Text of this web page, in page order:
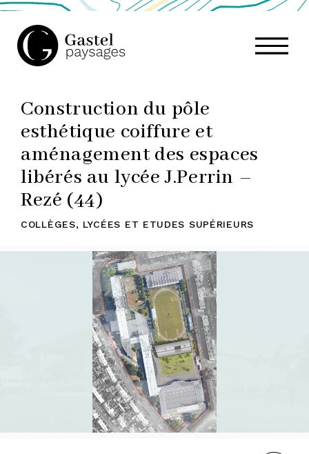
GASTEL
PAYSAGES,
ATELIER
PAYSAGE
À
BORDEAUX
Construction du pôle
esthétique coiffure et
aménagement des espaces
libérés au lycée J.Perrin –
Rezé (44)
COLLÈGES, LYCÉES ET ETUDES SUPÉRIEURS